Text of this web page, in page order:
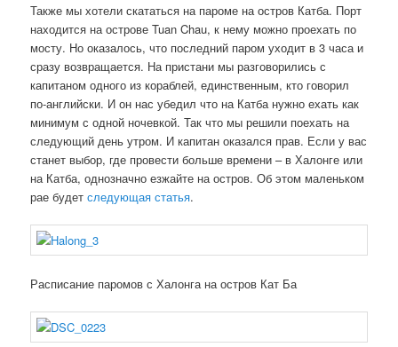
Также мы хотели скататься на пароме на остров Катба. Порт
находится на острове Tuan Chau, к нему можно проехать по
мосту. Но оказалось, что последний паром уходит в 3 часа и
сразу возвращается. На пристани мы разговорились с
капитаном одного из кораблей, единственным, кто говорил
по-английски. И он нас убедил что на Катба нужно ехать как
минимум с одной ночевкой. Так что мы решили поехать на
следующий день утром. И капитан оказался прав. Если у вас
станет выбор, где провести больше времени – в Халонге или
на Катба, однозначно езжайте на остров. Об этом маленьком
рае будетследующая статья.
Расписание паромов с Халонга на остров Кат Ба